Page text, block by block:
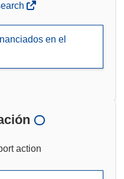
en el
action